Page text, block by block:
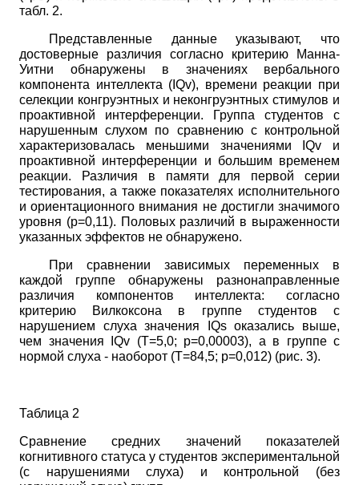
табл. 2.
Представленные данные указывают, что
достоверные различия согласно критерию Манна-
Уитни обнаружены в значениях вербального
компонента интеллекта ( IQv), времени реакции при
селекции конгруэнтных и неконгруэнтных стимулов и
проактивной интерференции. Группа студентов с
нарушенным слухом по сравнению с контрольной
характеризовалась меньшими значениями
IQv
и
проактивной интерференции и большим временем
реакции. Различия в памяти для первой серии
тестирования, а также показателях исполнительного
и ориентационного внимания не достигли значимого
уровня (p=0,11). Половых различий в выраженности
указанных эффектов не обнаружено.
При сравнении зависимых переменных в
каждой группе обнаружены разнонаправленные
различия компонентов интеллекта: согласно
критерию Вилкоксона в группе студентов с
нарушением слуха значения
IQs оказались выше,
чем значения
IQv (T=5,0; p=0,00003), а в группе с
нормой слуха - наоборот (T=84,5; p=0,012) (рис. 3).
Таблица 2
Сравнение средних значений показателей
когнитивного статуса у студентов экспериментальной
(с нарушениями слуха) и контрольной (без